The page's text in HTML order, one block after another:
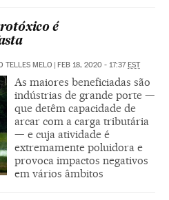
é
TELLES MELO | FEB 18, 2020 - 17:37EST
As maiores beneficiadas são
indústrias de grande porte —
que detêm capacidade de
arcar com a carga tributária
— e cuja atividade é
extremamente poluidora e
provoca impactos negativos
em vários âmbitos